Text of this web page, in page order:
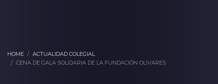
HOME
ACTUALIDAD COLEGIAL
CENA DE GALA SOLIDARIA DE LA FUNDACIÓN OLIVARES